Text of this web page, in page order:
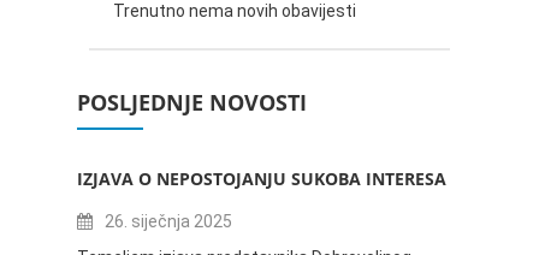
Trenutno nema novih obavijesti
POSLJEDNJE NOVOSTI
IZJAVA O NEPOSTOJANJU SUKOBA INTERESA
26. siječnja 2025